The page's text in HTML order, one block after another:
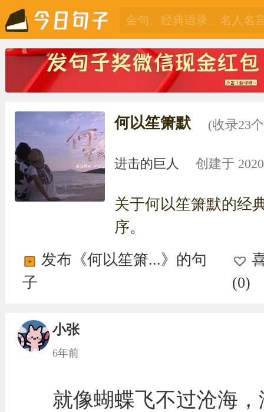
何以笙箫默 (收录23
进击的巨人 创建于
关于何以笙箫默的经
序。
发布《何以笙箫...》的句
子
(0)
小张
6年前
就像蝴蝶飞不过沧海